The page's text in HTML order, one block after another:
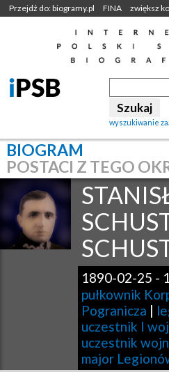
Przejdź do: biogramy.pl FINA zwiększ
wyszukiwanie
BIOGRAM
POSTACI Z TEGO
1890-02-25 -
pułkownik
Pogranicza |
uczestnik I
uczestnik
major